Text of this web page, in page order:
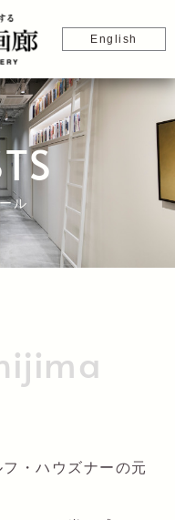
English
ル
・ハウズナーの元